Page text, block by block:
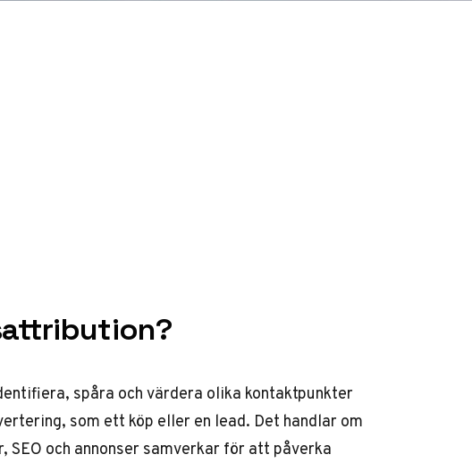
spåra och värdera olika kontaktpunkter
som ett köp eller en lead. Det handlar om
och annonser samverkar för att påverka